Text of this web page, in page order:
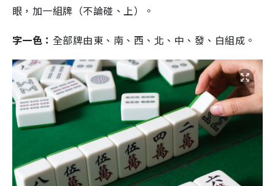
眼，加一組牌（不論碰、上）。
字一色： 全部牌由東、南、西、北、中、發、白組成。